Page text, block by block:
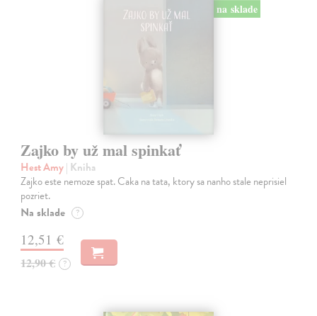
na sklade
Zajko by už mal spinkať
Hest Amy| Kniha
Zajko este nemoze spat. Caka na tata, ktory sa nanho stale neprisiel
pozriet.
Na sklade ?
12,51 €
12,90 € ?